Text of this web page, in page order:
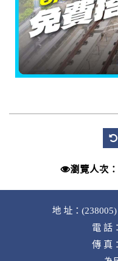
瀏覽人次：
地 址：
電 話
傳 真